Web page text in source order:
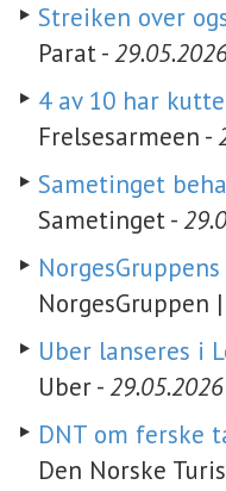
Streiken over
Parat -
4 av 10 har
Frelsesarmeen -
Sametinget
Sametinget -
NorgesGruppen
Uber lanseres i
Uber -29.05.2026
DNT om ferske
Den Norske